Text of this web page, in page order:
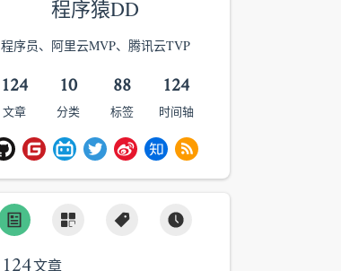
程序猿DD
程序员、阿里云MVP、腾讯云TVP
124
文章
10
分类
88
标签
124
时间轴
124文章